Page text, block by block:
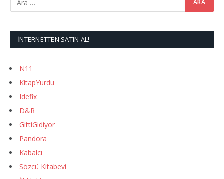
İNTERNETTEN SATIN AL!
N11
KitapYurdu
Idefix
D&R
GittiGidiyor
Pandora
Kabalcı
Sözcü Kitabevi